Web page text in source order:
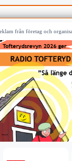
från företag och